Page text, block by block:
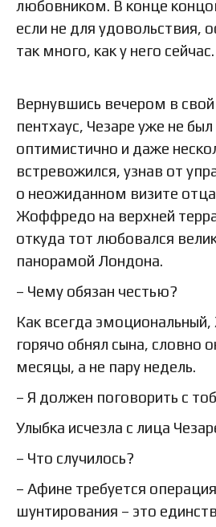
любовником. В конце
если не для удовольствия,
так много, как у него сейчас.
Вернувшись вечером в
пентхаус, Чезаре уже не
оптимистично и даже
встревожился, узнав от
о неожиданном визите
Жоффредо на верхней
откуда тот любовался
панорамой Лондона.
– Чему обязан честью?
Как всегда
горячо обнял сына, словно
месяцы, а не пару недель.
– Я должен поговорить с
Улыбка исчезла с лица
– Что случилось?
– Афине требуется
шунтирования – это